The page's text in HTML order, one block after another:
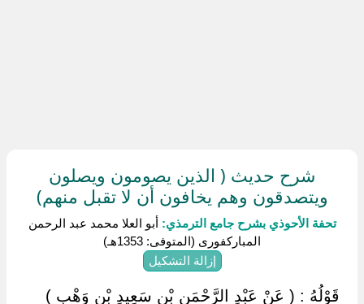
شرح حديث ( الذين يصومون ويصلون
ويتصدقون وهم يخافون أن لا تقبل منهم)
تحفة الأحوذي بشرح جامع الترمذي: أبو العلا محمد عبد الرحمن
المباركفورى (المتوفى: 1353هـ)
إزالة التشكيل
‏ ‏قَوْلُهُ : ( عَنْ عَبْدِ الرَّحْمَنِ بْنِ سَعِيدِ بْنِ وَهْبٍ ) ‏